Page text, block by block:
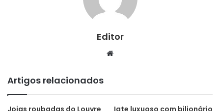
Editor
Website
Artigos relacionados